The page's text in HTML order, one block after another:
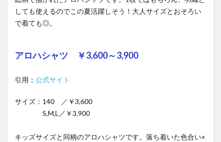
しても使えるのでこの夏活躍しそう！大人サイズとおそろい
で着ても◎。
アロハシャツ ￥3,600～3,900
引用： 公式サイト
サイズ：140 ／￥3,600
S,M,L／￥3,900
キッズサイズと同柄のアロハシャツです。落ち着いた色合い×